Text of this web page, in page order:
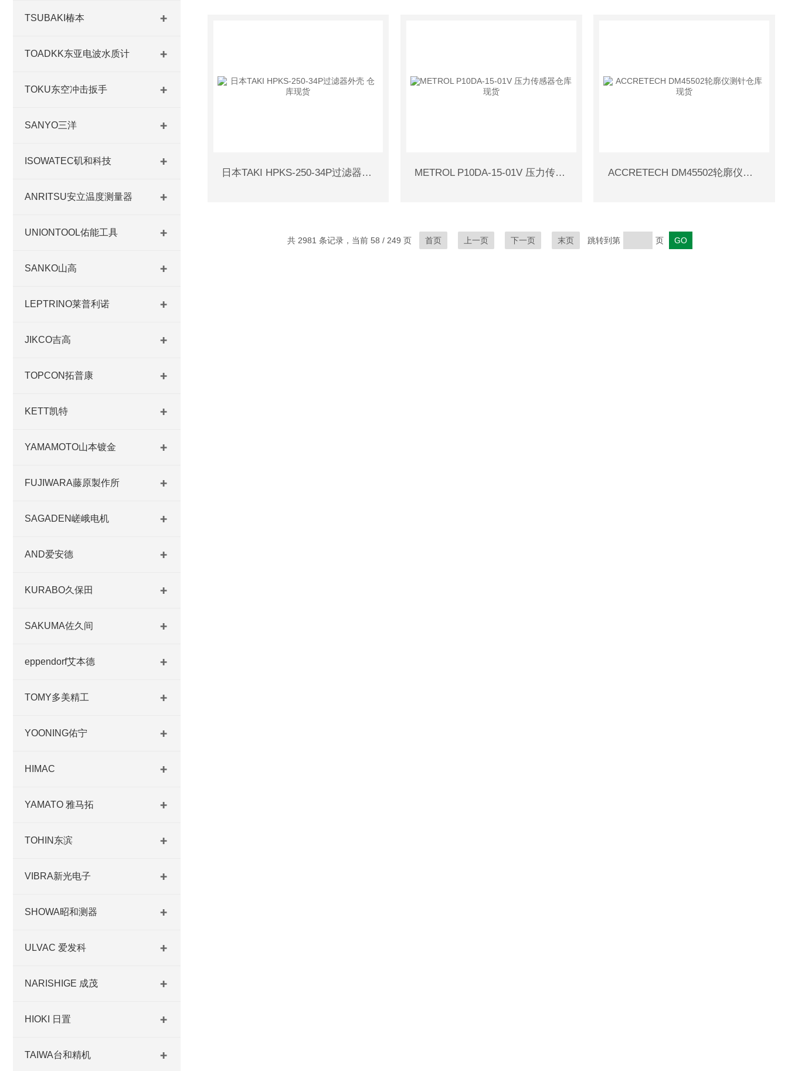
TSUBAKI椿本
TOADKK东亚电波水质计
TOKU东空冲击扳手
SANYO三洋
ISOWATEC矶和科技
ANRITSU安立温度测量器
UNIONTOOL佑能工具
SANKO山高
LEPTRINO莱普利诺
JIKCO吉高
TOPCON拓普康
KETT凯特
YAMAMOTO山本镀金
FUJIWARA藤原製作所
SAGADEN嵯峨电机
AND爱安德
KURABO久保田
SAKUMA佐久间
eppendorf艾本德
TOMY多美精工
YOONING佑宁
HIMAC
YAMATO 雅马拓
TOHIN东滨
VIBRA新光电子
SHOWA昭和测器
ULVAC 爱发科
NARISHIGE 成茂
HIOKI 日置
TAIWA台和精机
日本TAKI HPKS-250-34P过滤器外壳 仓库现货 METROL P10DA-15-01V 压力传感器仓库现货 ACCRETECH DM45502轮廓仪测针仓库现货
共 2981 条记录，当前 58 / 249 页 首页 上一页 下一页 末页 跳转到第 页